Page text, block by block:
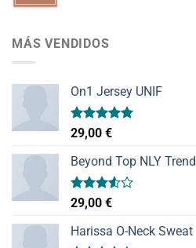
MÁS VENDIDOS
On1 Jersey UNIF
Valorado
con
de 5
29,00 €
Beyond Top NLY Trend
Valorado
con
3.50de
5
29,00 €
Harissa O-Neck Sweat